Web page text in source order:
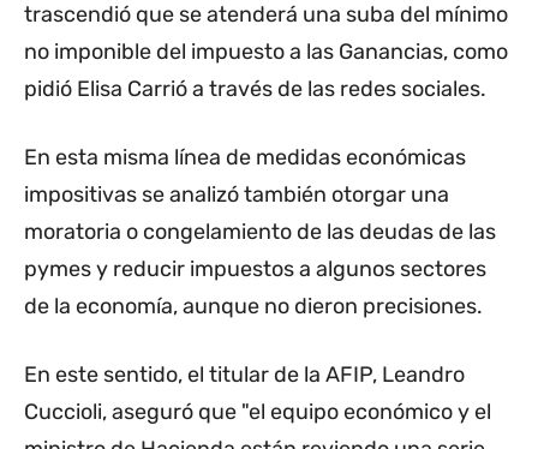
trascendió que se atenderá una suba del mínimo
no imponible del impuesto a las Ganancias, como
pidió Elisa Carrió a través de las redes sociales.
En esta misma línea de medidas económicas
impositivas se analizó también otorgar una
moratoria o congelamiento de las deudas de las
pymes y reducir impuestos a algunos sectores
de la economía, aunque no dieron precisiones.
En este sentido, el titular de la AFIP, Leandro
Cuccioli, aseguró que "el equipo económico y el